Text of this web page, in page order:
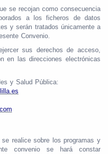
se recojan como consecuencia
a los ficheros de datos
y serán tratados únicamente a
Convenio.
sus derechos de acceso,
en las direcciones electrónicas
y Salud Pública:
realice sobre los programas y
convenio se hará constar